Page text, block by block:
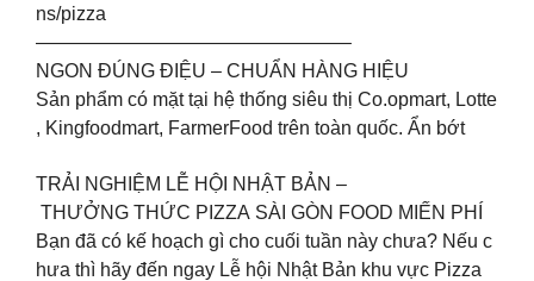
ns/pizza
————————————————–
NGON ĐÚNG ĐIỆU – CHUẨN HÀNG HIỆU
Sản phẩm có mặt tại hệ thống siêu thị Co.opmart, Lotte
, Kingfoodmart, FarmerFood trên toàn quốc. Ẩn bớt
TRẢI NGHIỆM LỄ HỘI NHẬT BẢN –
THƯỞNG THỨC PIZZA SÀI GÒN FOOD MIẾN PHÍ
Bạn đã có kế hoạch gì cho cuối tuần này chưa? Nếu c
hưa thì hãy đến ngay Lễ hội Nhật Bản khu vực Pizza